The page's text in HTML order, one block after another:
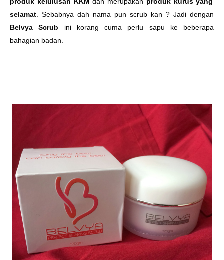
selamat . Sebabnya dah nama pun scrub kan ? Jadi dengan
Belvya Scrub ini korang cuma perlu sapu ke beberapa
bahagian badan.